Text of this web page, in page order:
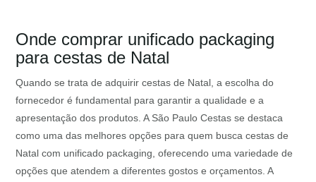
Onde comprar unificado packaging
para cestas de Natal
Quando se trata de adquirir cestas de Natal, a escolha do
fornecedor é fundamental para garantir a qualidade e a
apresentação dos produtos. A São Paulo Cestas se destaca
como uma das melhores opções para quem busca cestas de
Natal com unificado packaging, oferecendo uma variedade de
opções que atendem a diferentes gostos e orçamentos. A